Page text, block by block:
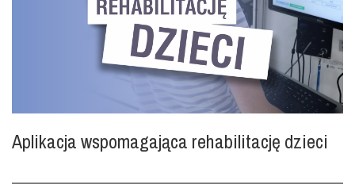
Aplikacja wspomagająca rehabilitację dzieci